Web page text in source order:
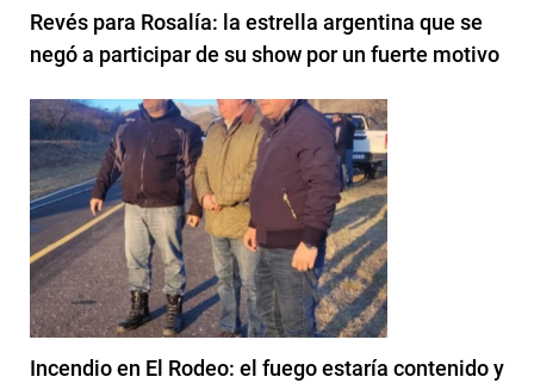
Revés para Rosalía: la estrella argentina que se
negó a participar de su show por un fuerte motivo
Incendio en El Rodeo: el fuego estaría contenido y